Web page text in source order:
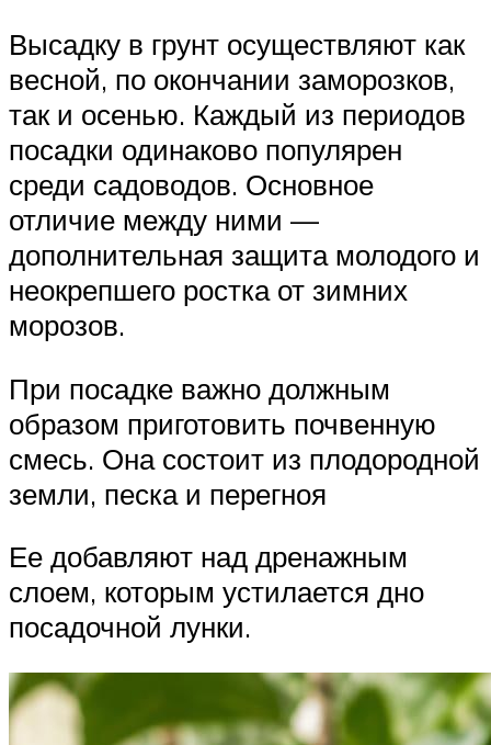
Высадку в грунт осуществляют как
весной, по окончании заморозков,
так и осенью. Каждый из периодов
посадки одинаково популярен
среди садоводов. Основное
отличие между ними —
дополнительная защита молодого и
неокрепшего ростка от зимних
морозов.
При посадке важно должным
образом приготовить почвенную
смесь. Она состоит из плодородной
земли, песка и перегноя
Ее добавляют над дренажным
слоем, которым устилается дно
посадочной лунки.